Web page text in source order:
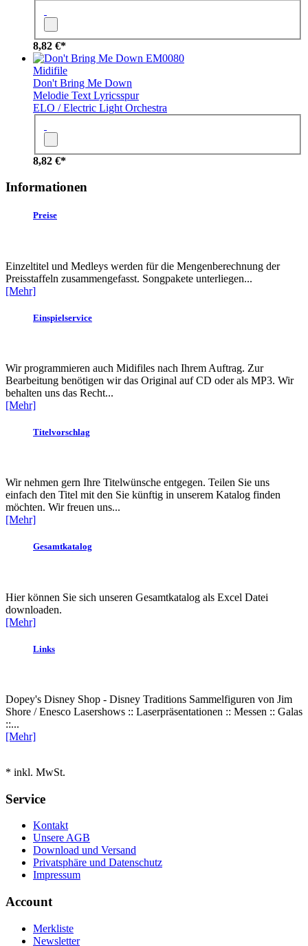
8,82 €*
EM0080
Midifile
Don't Bring Me Down
Melodie Text Lyricsspur
ELO / Electric Light Orchestra
8,82 €*
Informationen
Preise
Einzeltitel und Medleys werden für die Mengenberechnung der
Preisstaffeln zusammengefasst. Songpakete unterliegen...
[Mehr]
Einspielservice
Wir programmieren auch Midifiles nach Ihrem Auftrag. Zur
Bearbeitung benötigen wir das Original auf CD oder als MP3. Wir
behalten uns das Recht...
[Mehr]
Titelvorschlag
Wir nehmen gern Ihre Titelwünsche entgegen. Teilen Sie uns
einfach den Titel mit den Sie künftig in unserem Katalog finden
möchten. Wir freuen uns...
[Mehr]
Gesamtkatalog
Hier können Sie sich unseren Gesamtkatalog als Excel Datei
downloaden.
[Mehr]
Links
Dopey's Disney Shop - Disney Traditions Sammelfiguren von Jim
Shore / Enesco Lasershows :: Laserpräsentationen :: Messen :: Galas
::...
[Mehr]
* inkl. MwSt.
Service
Kontakt
Unsere AGB
Download und Versand
Privatsphäre und Datenschutz
Impressum
Account
Merkliste
Newsletter